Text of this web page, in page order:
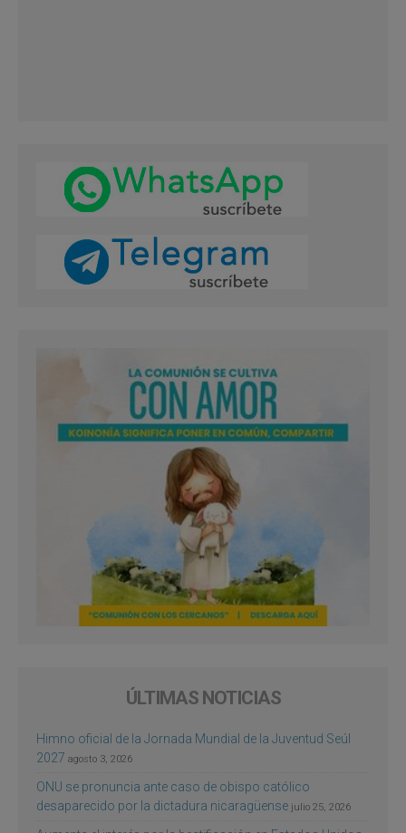
ÚLTIMAS NOTICIAS
Himno oficial de la Jornada Mundial de la Juventud Seúl
2027 agosto 3, 2026
ONU se pronuncia ante caso de obispo católico
desaparecido por la dictadura nicaragüense julio 25, 2026